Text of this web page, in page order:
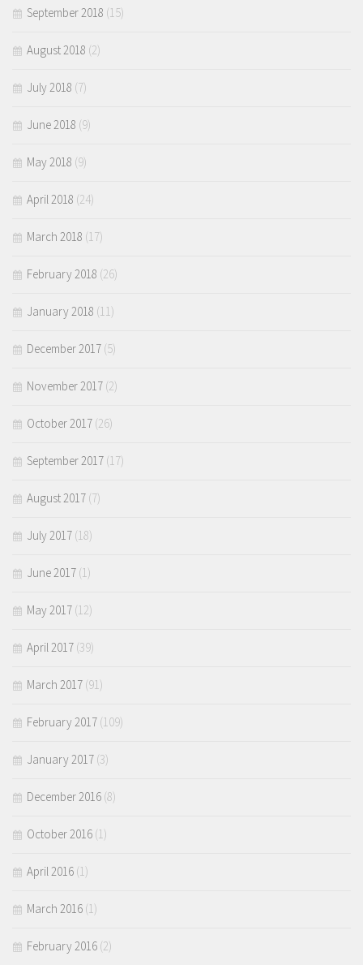
September 2018 (15)
August 2018 (2)
July 2018 (7)
June 2018 (9)
May 2018 (9)
April 2018 (24)
March 2018 (17)
February 2018 (26)
January 2018 (11)
December 2017 (5)
November 2017 (2)
October 2017 (26)
September 2017 (17)
August 2017 (7)
July 2017 (18)
June 2017 (1)
May 2017 (12)
April 2017 (39)
March 2017 (91)
February 2017 (109)
January 2017 (3)
December 2016 (8)
October 2016 (1)
April 2016 (1)
March 2016 (1)
February 2016 (2)